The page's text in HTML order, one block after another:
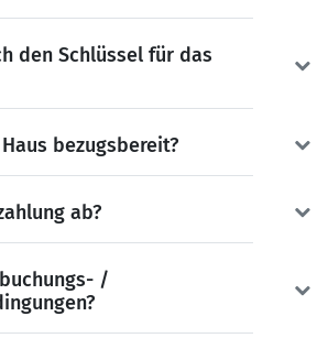
den Schlüssel für das
bezugsbereit?
ab?
/